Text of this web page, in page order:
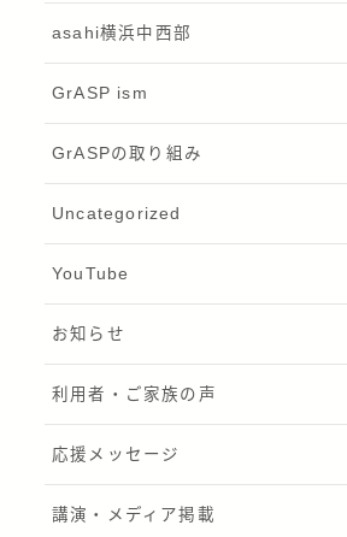
asahi横浜中西部
GrASP ism
GrASPの取り組み
Uncategorized
YouTube
お知らせ
利用者・ご家族の声
応援メッセージ
講演・メディア掲載